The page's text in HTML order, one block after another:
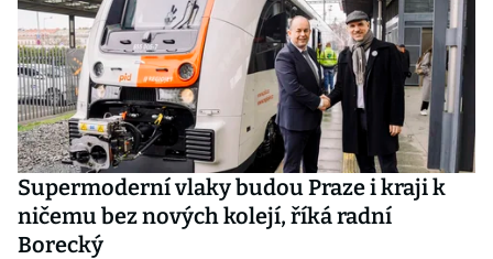
Supermoderní vlaky budou Praze i kraji k
ničemu bez nových kolejí, říká radní
Borecký